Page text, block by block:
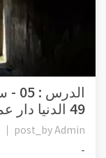
49 الدنيا دار عمل وا...
post_byAdmin
-